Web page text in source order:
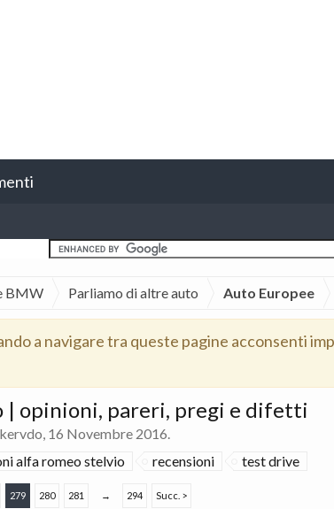
BMW Parliamo di altre auto Auto Europee
a navigare tra queste pagine acconsenti
| opinioni, pareri, pregi e difetti
, 16 Novembre 2016.
alfa romeo stelvio recensioni test drive
279 280 281 → 294 Succ. >